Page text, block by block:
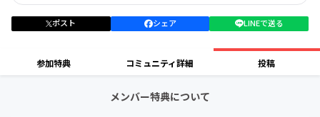
ポスト シェア LINEで送る
参加特典 コミュニティ詳細 投稿
メンバー特典について